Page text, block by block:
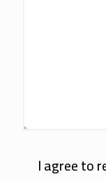
I agree to